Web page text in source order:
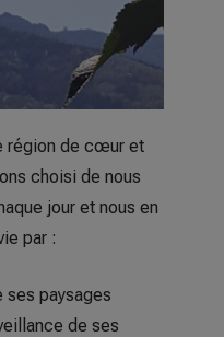
région de cœur et
choisi de nous
jour et nous en
par :
ses paysages
de ses